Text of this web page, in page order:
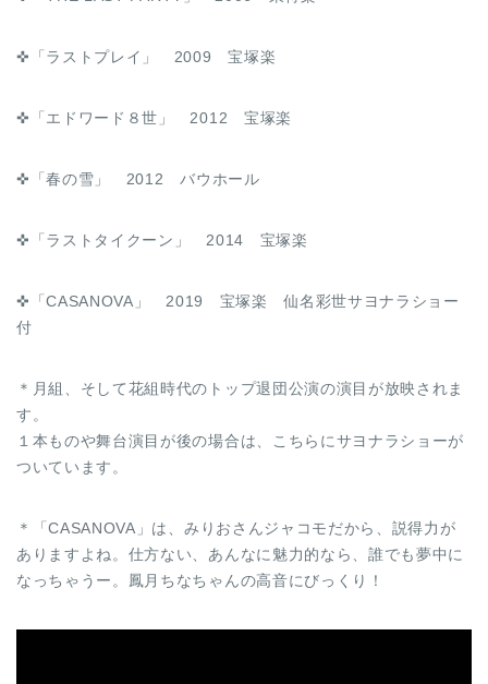
✜「ラストプレイ」 2009 宝塚楽
✜「エドワード８世」 2012 宝塚楽
✜「春の雪」 2012 バウホール
✜「ラストタイクーン」 2014 宝塚楽
✜「CASANOVA」 2019 宝塚楽 仙名彩世サヨナラショー
付
＊月組、そして花組時代のトップ退団公演の演目が放映されま
す。
１本ものや舞台演目が後の場合は、こちらにサヨナラショーが
ついています。
＊「CASANOVA」は、みりおさんジャコモだから、説得力が
ありますよね。仕方ない、あんなに魅力的なら、誰でも夢中に
なっちゃうー。鳳月ちなちゃんの高音にびっくり！